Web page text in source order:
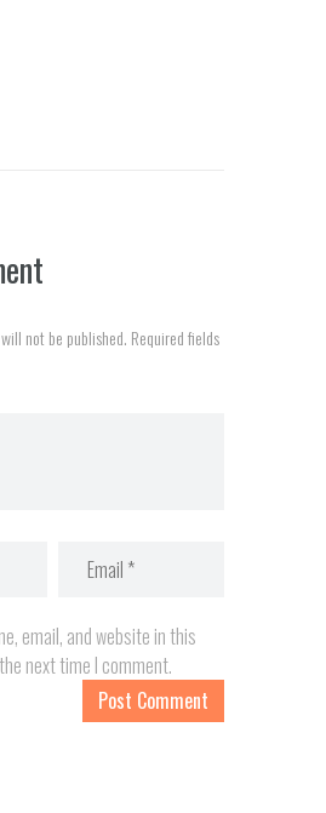
not be published. Required fields
email, and website in this
next time I comment.